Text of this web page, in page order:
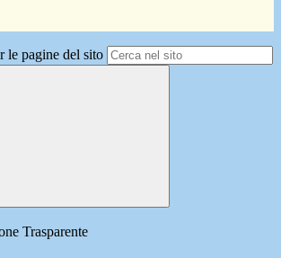
le pagine del sito
Trasparente